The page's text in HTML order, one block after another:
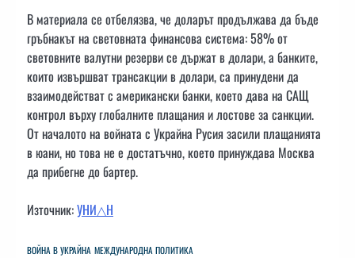
В материала се отбелязва, че доларът продължава да бъде
гръбнакът на световната финансова система: 58% от
световните валутни резерви се държат в долари, а банките,
които извършват трансакции в долари, са принудени да
взаимодействат с американски банки, което дава на САЩ
контрол върху глобалните плащания и лостове за санкции.
От началото на войната с Украйна Русия засили плащанията
в юани, но това не е достатъчно, което принуждава Москва
да прибегне до бартер.
Източник:УНИ△Н
ВОЙНА В УКРАЙНА МЕЖДУНАРОДНА ПОЛИТИКА